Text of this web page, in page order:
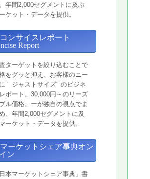
年間2,000セグメントに及ぶ
ケット・データを提供。
ンサイスレポート
Report
ターゲットを絞り込むことで
をグッと抑え、お客様のニー
" ジャストサイズ" のビジネ
ポート。30,000円～のリーズ
ル価格。ーが独自の視点でま
、年間2,000セグメントに及
ーケット・データを提供。
ーケットシェア事典オン
ン
日本マーケットシェア事典」書